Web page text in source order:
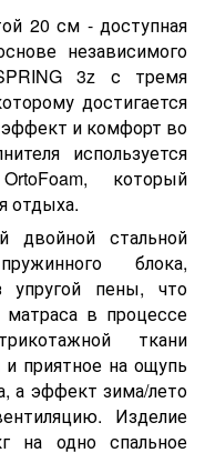
20 см - доступная
независимого
3z с тремя
достигается
и комфорт во
используется
который
отдыха.
двойной стальной
блока,
упругой пены, что
в процессе
ткани
приятное на ощупь
а эффект зима/лето
Изделие
на одно спальное